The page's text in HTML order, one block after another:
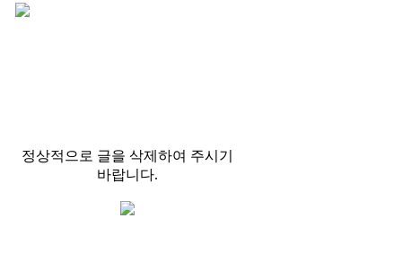
정상적으로 글을 삭제하여 주시기
바랍니다.